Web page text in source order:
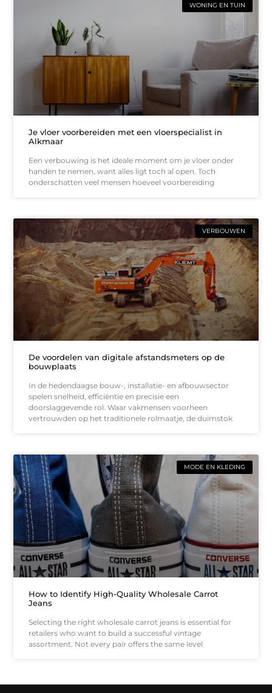
WONING EN TUIN
Je vloer voorbereiden met een vloerspecialist in
Alkmaar
Een verbouwing is het ideale moment om je vloer onder
handen te nemen, want alles ligt toch al open. Toch
onderschatten veel mensen hoeveel voorbereiding
VERBOUWEN
De voordelen van digitale afstandsmeters op de
bouwplaats
In de hedendaagse bouw-, installatie- en afbouwsector
spelen snelheid, efficiëntie en precisie een
doorslaggevende rol. Waar vakmensen voorheen
vertrouwden op het traditionele rolmaatje, de duimstok
MODE EN KLEDING
How to Identify High-Quality Wholesale Carrot
Jeans
Selecting the right wholesale carrot jeans is essential for
retailers who want to build a successful vintage
assortment. Not every pair offers the same level